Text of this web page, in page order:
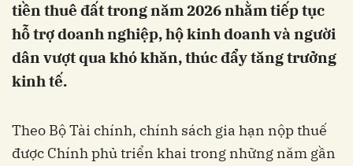
tiền thuê đất trong năm 2026 nhằm tiếp tục
hỗ trợ doanh nghiệp, hộ kinh doanh và người
dân vượt qua khó khăn, thúc đẩy tăng trưởng
kinh tế.
Theo Bộ Tài chính, chính sách gia hạn nộp thuế
được Chính phủ triển khai trong những năm gần